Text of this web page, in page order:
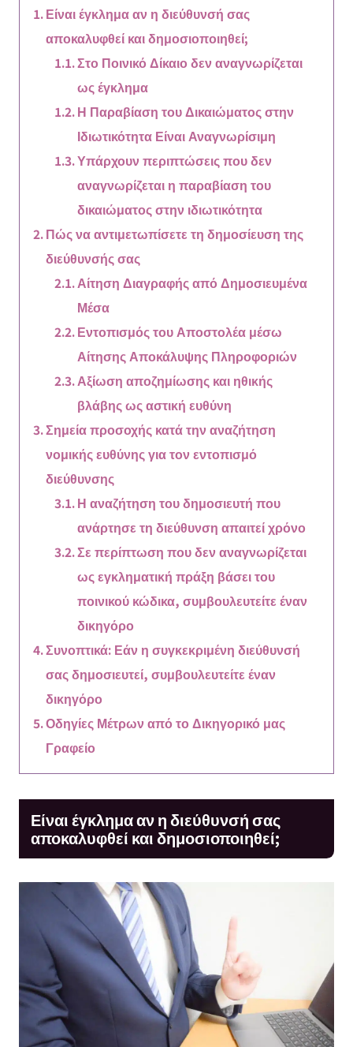
Είναι έγκλημα αν η διεύθυνσή σας
αποκαλυφθεί και δημοσιοποιηθεί;
Στο Ποινικό Δίκαιο δεν αναγνωρίζεται
ως έγκλημα
Η Παραβίαση του Δικαιώματος στην
Ιδιωτικότητα Είναι Αναγνωρίσιμη
Υπάρχουν περιπτώσεις που δεν
αναγνωρίζεται η παραβίαση του
δικαιώματος στην ιδιωτικότητα
Πώς να αντιμετωπίσετε τη δημοσίευση της
διεύθυνσής σας
Αίτηση Διαγραφής από Δημοσιευμένα
Μέσα
Εντοπισμός του Αποστολέα μέσω
Αίτησης Αποκάλυψης Πληροφοριών
Αξίωση αποζημίωσης και ηθικής
βλάβης ως αστική ευθύνη
Σημεία προσοχής κατά την αναζήτηση
νομικής ευθύνης για τον εντοπισμό
διεύθυνσης
Η αναζήτηση του δημοσιευτή που
ανάρτησε τη διεύθυνση απαιτεί χρόνο
Σε περίπτωση που δεν αναγνωρίζεται
ως εγκληματική πράξη βάσει του
ποινικού κώδικα, συμβουλευτείτε έναν
δικηγόρο
Συνοπτικά: Εάν η συγκεκριμένη διεύθυνσή
σας δημοσιευτεί, συμβουλευτείτε έναν
δικηγόρο
Οδηγίες Μέτρων από το Δικηγορικό μας
Γραφείο
Είναι έγκλημα αν η διεύθυνσή σας
αποκαλυφθεί και δημοσιοποιηθεί;